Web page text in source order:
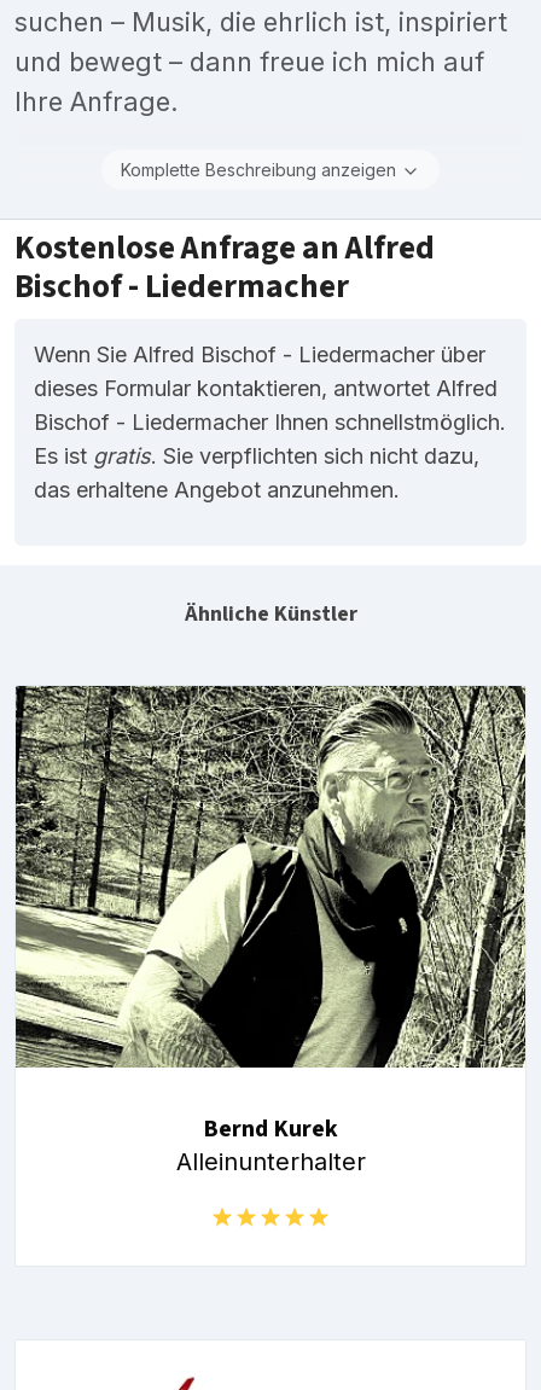
suchen – Musik, die ehrlich ist, inspiriert
und bewegt – dann freue ich mich auf
Ihre Anfrage.
Komplette Beschreibung anzeigen
Kostenlose Anfrage an Alfred
Bischof - Liedermacher
Wenn Sie Alfred Bischof - Liedermacher über
dieses Formular kontaktieren, antwortet Alfred
Bischof - Liedermacher Ihnen schnellstmöglich.
Es ist gratis. Sie verpflichten sich nicht dazu,
das erhaltene Angebot anzunehmen.
Ähnliche Künstler
Bernd Kurek
Alleinunterhalter